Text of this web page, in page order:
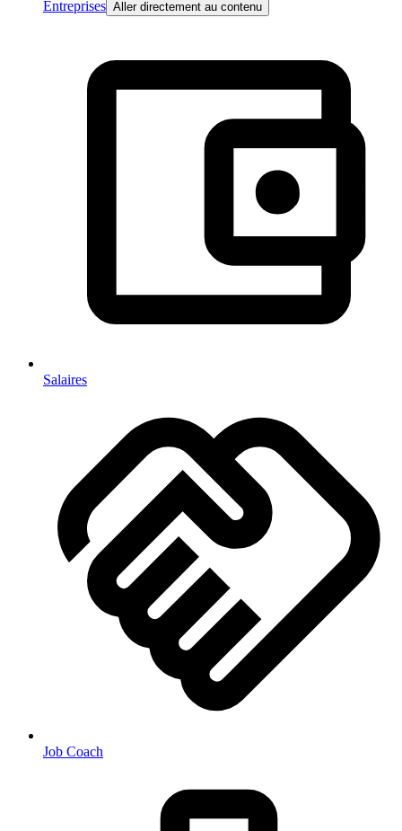
Entreprises Aller directement au contenu
Salaires
Job Coach